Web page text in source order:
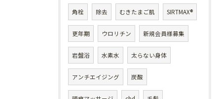
角栓 除去 むきたまご肌 SIRTMAX®
更年期 ウロリチン 新規会員様募集
岩盤浴 水素水 太らない身体
アンチエイジング 炭酸